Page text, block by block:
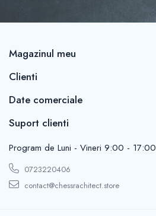
Magazinul meu
Clienti
Date comerciale
Suport clienti
Program de Luni - Vineri 9:00 - 17:00
0723220406
contact@chessrachitect.store